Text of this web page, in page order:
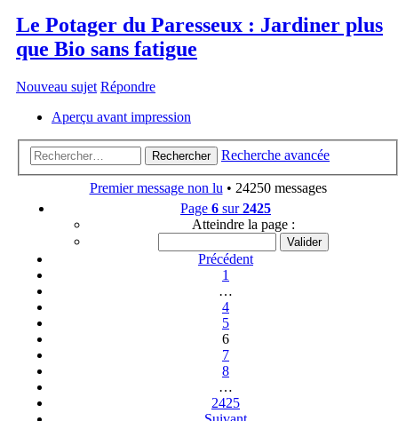
Le Potager du Paresseux : Jardiner plus
que Bio sans fatigue
Nouveau sujet Répondre
Aperçu avant impression
Rechercher Recherche avancée
Premier message non lu • 24250 messages
Page 6 sur2425
Atteindre la page :
Précédent
1
…
4
5
6
7
8
…
2425